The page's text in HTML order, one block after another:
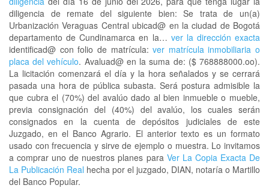
diligencia de remate del siguiente bien: Se trata de un(a)
Urbanización Veraguas Central ubicad@ en la ciudad de Bogotá
departamento de Cundinamarca en la… ver la dirección exacta
identificad@ con folio de matrícula:ver matrícula inmobiliaria o
placa del vehículo. Avaluad@ en la suma de: ($ 768888000.oo).
La licitación comenzará el día y la hora señalados y se cerrará
pasada una hora de pública subasta. Será postura admisible la
que cubra el (70%) del avalúo dado al bien inmueble o mueble,
previa consignación del (40%) del avalúo, los cuales serán
consignados en la cuenta de depósitos judiciales de este
Juzgado, en el Banco Agrario. El anterior texto es un formato
usado con frecuencia y sirve de ejemplo o muestra. Lo invitamos
a comprar uno de nuestros planes para Ver La Copia Exacta De
La Publicación Real hecha por el juzgado, DIAN, notaría o Martillo
del Banco Popular.